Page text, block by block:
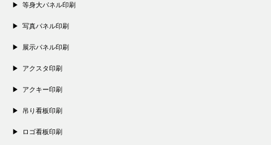
等身大パネル印刷
写真パネル印刷
展示パネル印刷
アクスタ印刷
アクキー印刷
吊り看板印刷
ロゴ看板印刷